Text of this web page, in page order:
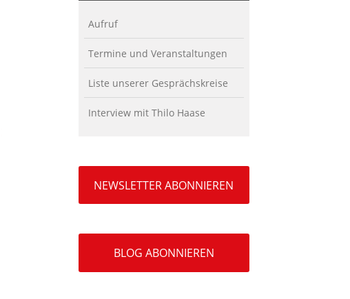
Aufruf
Termine und Veranstaltungen
Liste unserer Gesprächskreise
Interview mit Thilo Haase
NEWSLETTER ABONNIEREN
BLOG ABONNIEREN